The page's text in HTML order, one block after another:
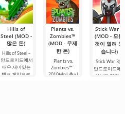
Hills of
Steel (MOD -
많은 돈)
Hills of Steel –
안드로이드에서
매우 재미있는
탱크 게임으로,
Plants vs.
Zombies™
(MOD - 무제
한 돈)
Plants vs.
Zombies™ -
2010년에 출시
Stick War 3
(MOD - 모든
것이 열려 있
습니다)
Stick War 3는
안드로이드에
실시간 전략 게